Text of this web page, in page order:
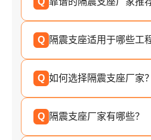
Q 隔震支座适用于哪些工
Q 如何选择隔震支座厂家？
Q 隔震支座厂家有哪些？